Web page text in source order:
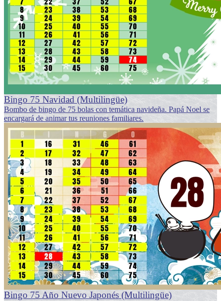
Bingo 75 Navidad (Multilingüe)
Bombo de bingo de 75 bolas con temática navideña. Papá Noel se
encargará de animar tus reuniones familiares.
Bingo 75 Año Nuevo Japonés (Multilingüe)